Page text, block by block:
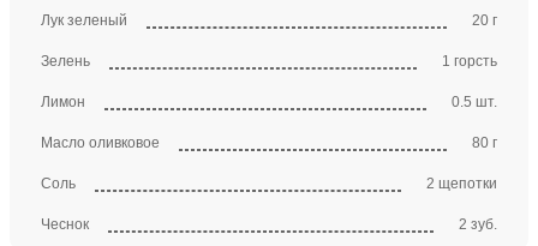
Лук зеленый 20 г
Зелень 1 горсть
Лимон 0.5 шт.
Масло оливковое 80 г
Соль 2 щепотки
Чеснок 2 зуб.